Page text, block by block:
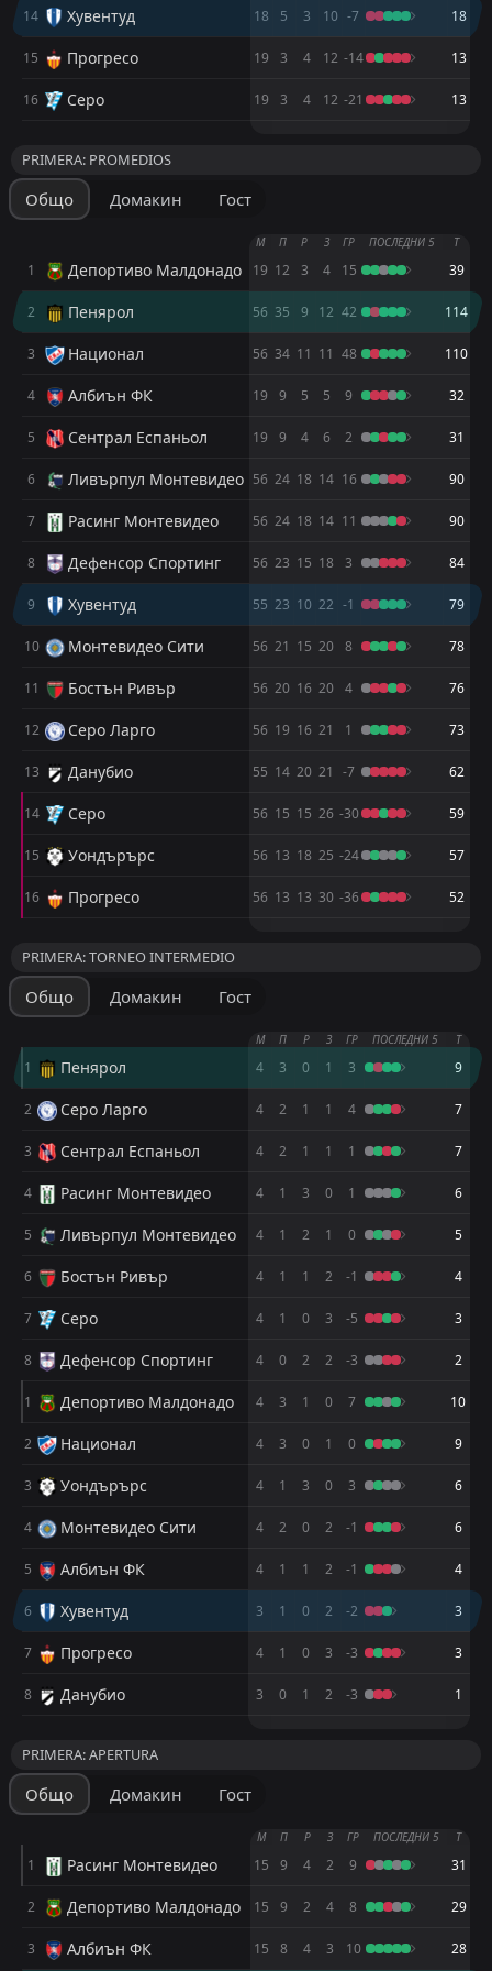
25Apr
Ливърпул Монтевидео
23:30
16Apr
Атлетико Минейро
Хувентуд
FT
18:30
Хувентуд
FT
22:00
Хувентуд
Сиенсиано
1
FT
13:00
Хувентуд
L
14 Хувентуд 18 5 3 10 -7 18
15 Прогресо 19 3 4 12 -14 13
16 Серо 19 3 4 12 -21 13
1 Депортиво Малдонадо
2 Расинг Монтевидео
4 Албиън ФК 0
5 Национал 0
11 Дефенсор Спортинг 0
12 Бостън Ривър 0
1 Депортиво Малдонадо
2 Расинг Монтевидео
4 Албиън ФК 0
5 Национал 0
11 Дефенсор Спортинг 0
12 Бостън Ривър 0
PRIMERA: PROMEDIOS
Общо Домакин Гост
М П Р З ГР ПОСЛЕДНИ 5 Т
1 Депортиво Малдонадо 19 12 3 4 15 39
2 Пенярол 56 35 9 12 42 114
3 Национал 56 34 11 11 48 110
4 Албиън ФК 19 9 5 5 9 32
5 Сентрал Еспаньол 19 9 4 6 2 31
6 Ливърпул Монтевидео 56 24 18 14 16 90
7 Расинг Монтевидео 56 24 18 14 11 90
8 Дефенсор Спортинг 56 23 15 18 3 84
9 Хувентуд 55 23 10 22 -1 79
10 Монтевидео Сити 56 21 15 20 8 78
11 Бостън Ривър 56 20 16 20 4 76
12 Серо Ларго 56 19 16 21 1 73
13 Данубио 55 14 20 21 -7 62
14 Серо 56 15 15 26 -30 59
15 Уондърърс 56 13 18 25 -24 57
16 Прогресо 56 13 13 30 -36 52
1 Депортиво Малдонадо
2 Пенярол
3 Национал 0
4 Албиън ФК 0
16 Прогресо 0
1 Депортиво Малдонадо
2 Пенярол
3 Национал 0
4 Албиън ФК 0
16 Прогресо 0
PRIMERA: TORNEO INTERMEDIO
Общо Домакин Гост
М П Р З ГР ПОСЛЕДНИ 5 Т
1 Пенярол 4 3 0 1 3 9
2 Серо Ларго 4 2 1 1 4 7
3 Сентрал Еспаньол 4 2 1 1 1 7
4 Расинг Монтевидео 4 1 3 0 1 6
5 Ливърпул Монтевидео 4 1 2 1 0 5
6 Бостън Ривър 4 1 1 2 -1 4
7 Серо 4 1 0 3 -5 3
8 Дефенсор Спортинг 4 0 2 2 -3 2
1 Депортиво Малдонадо 4 3 1 0 7 10
2 Национал 4 3 0 1 0 9
3 Уондърърс 4 1 3 0 3 6
4 Монтевидео Сити 4 2 0 2 -1 6
5 Албиън ФК 4 1 1 2 -1 4
6 Хувентуд 3 1 0 2 -2 3
7 Прогресо 4 1 0 3 -3 3
8 Данубио 3 0 1 2 -3 1
1 Пенярол
2 Серо Ларго
1 Пенярол
2 Серо Ларго
PRIMERA: APERTURA
Общо Домакин Гост
М П Р З ГР ПОСЛЕДНИ 5 Т
1 Расинг Монтевидео 15 9 4 2 9 31
2 Депортиво Малдонадо 15 9 2 4 8 29
3 Албиън ФК 15 8 4 3 10 28